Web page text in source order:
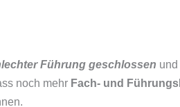
Führung geschlossen
noch mehr Fach- und